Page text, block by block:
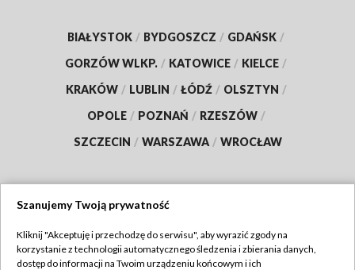
BIAŁYSTOK / BYDGOSZCZ / GDAŃSK /
GORZÓW WLKP. / KATOWICE / KIELCE /
KRAKÓW / LUBLIN / ŁÓDŹ / OLSZTYN /
OPOLE / POZNAŃ / RZESZÓW /
SZCZECIN / WARSZAWA / WROCŁAW
TVP
Szanujemy Twoją prywatność
Kliknij "Akceptuję i przechodzę do serwisu", aby wyrazić zgody na
korzystanie z technologii automatycznego śledzenia i zbierania danych,
dostęp do informacji na Twoim urządzeniu końcowym i ich